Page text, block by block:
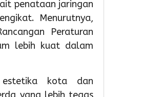
penataan jaringan
Menurutnya,
Peraturan
lebih kuat dalam
estetika kota dan